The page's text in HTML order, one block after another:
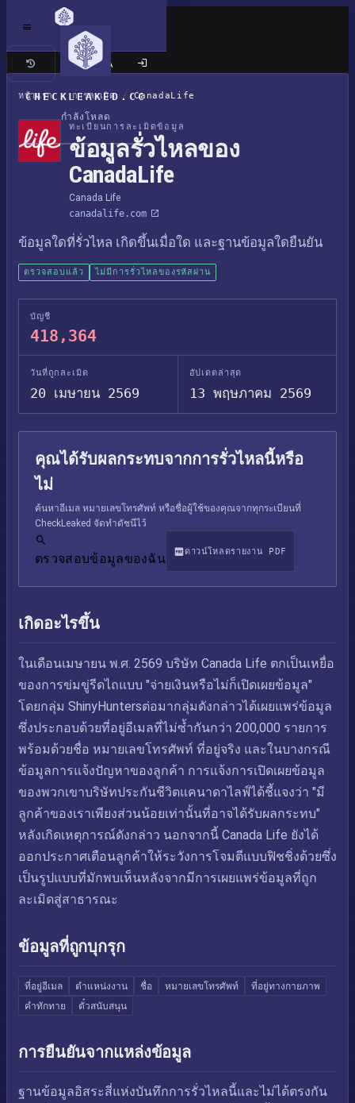
CHECKLEAKED.CC
กำลังโหลด
เว็บไซต์แบบคลาสสิก
หน้าแรก / การละเมิด / CanadaLife
ทะเบียนการละเมิดข้อมูล
ข้อมูลรั่วไหลของ
CanadaLife
Canada Life
canadalife.com
ข้อมูลใดที่รั่วไหล เกิดขึ้นเมื่อใด และฐานข้อมูลใดยืนยัน
ตรวจสอบแล้ว ไม่มีการรั่วไหลของรหัสผ่าน
บัญชี
418,364
วันที่ถูกละเมิด
20 เมษายน 2569
อัปเดตล่าสุด
13 พฤษภาคม 2569
คุณได้รับผลกระทบจากการรั่วไหลนี้หรือ
ไม่
ค้นหาอีเมล หมายเลขโทรศัพท์ หรือชื่อผู้ใช้ของคุณจากทุกระเบียนที่
CheckLeaked จัดทำดัชนีไว้
ตรวจสอบข้อมูลของฉัน ดาวน์โหลดรายงาน PDF
เกิดอะไรขึ้น
ในเดือนเมษายน พ.ศ. 2569 บริษัท Canada Life ตกเป็นเหยื่อ
ของการข่มขู่รีดไถแบบ "จ่ายเงินหรือไม่ก็เปิดเผยข้อมูล"
โดยกลุ่ม ShinyHuntersต่อมากลุ่มดังกล่าวได้เผยแพร่ข้อมูล
ซึ่งประกอบด้วยที่อยู่อีเมลที่ไม่ซ้ำกันกว่า 200,000 รายการ
พร้อมด้วยชื่อ หมายเลขโทรศัพท์ ที่อยู่จริง และในบางกรณี
ข้อมูลการแจ้งปัญหาของลูกค้า การแจ้งการเปิดเผยข้อมูล
ของพวกเขาบริษัทประกันชีวิตแคนาดาไลฟ์ได้ชี้แจงว่า "มี
ลูกค้าของเราเพียงส่วนน้อยเท่านั้นที่อาจได้รับผลกระทบ"
หลังเกิดเหตุการณ์ดังกล่าว นอกจากนี้ Canada Life ยังได้
ออกประกาศเตือนลูกค้าให้ระวังการโจมตีแบบฟิชชิ่งด้วยซึ่ง
เป็นรูปแบบที่มักพบเห็นหลังจากมีการเผยแพร่ข้อมูลที่ถูก
ละเมิดสู่สาธารณะ
ข้อมูลที่ถูกบุกรุก
ที่อยู่อีเมล ตำแหน่งงาน ชื่อ หมายเลขโทรศัพท์
ที่อยู่ทางกายภาพ
คำทักทาย
ตั๋วสนับสนุน
การยืนยันจากแหล่งข้อมูล
ฐานข้อมูลอิสระสี่แห่งบันทึกการรั่วไหลนี้และไม่ได้ตรงกัน